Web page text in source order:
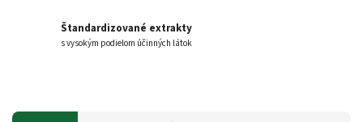
Štandardizované extrakty
s vysokým podielom účinných látok